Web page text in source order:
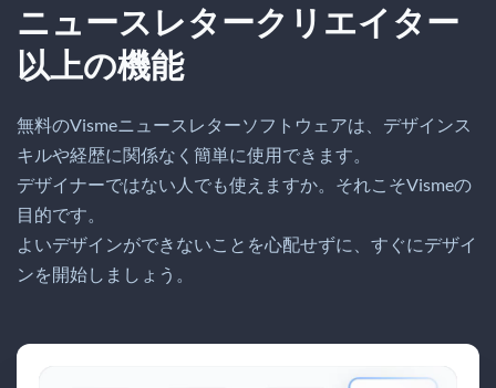
ニュースレタークリエイター
以上の機能
無料のVismeニュースレターソフトウェアは、デザインス
キルや経歴に関係なく簡単に使用できます。
デザイナーではない人でも使えますか。それこそVismeの
目的です。
よいデザインができないことを心配せずに、すぐにデザイ
ンを開始しましょう。